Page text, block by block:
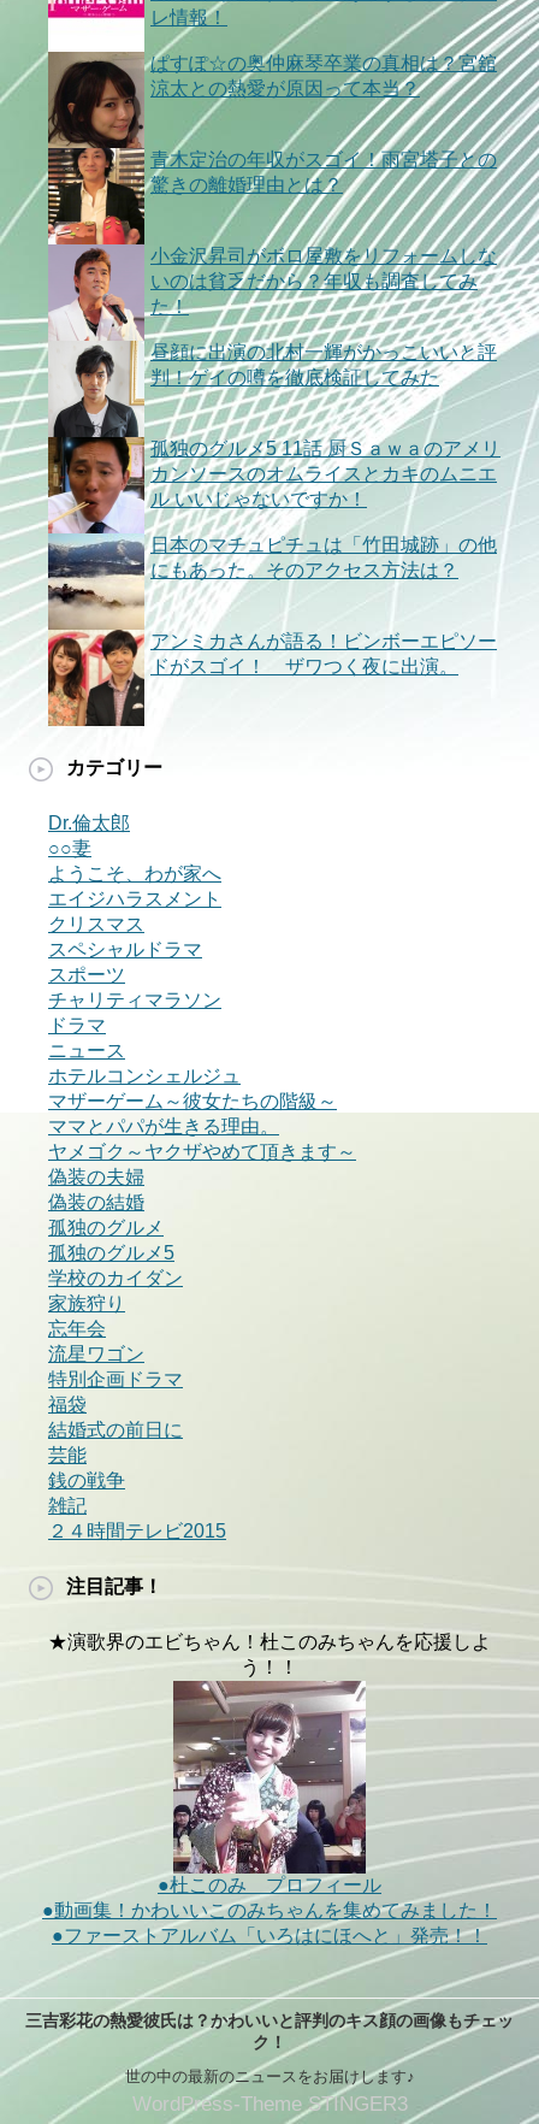
レ情報！
ぱすぽ☆の奥仲麻琴卒業の真相は？宮舘
涼太との熱愛が原因って本当？
青木定治の年収がスゴイ！雨宮塔子との
驚きの離婚理由とは？
小金沢昇司がボロ屋敷をリフォームしな
いのは貧乏だから？年収も調査してみ
た！
昼顔に出演の北村一輝がかっこいいと評
判！ゲイの噂を徹底検証してみた
孤独のグルメ5 11話 厨Ｓａｗａのアメリ
カンソースのオムライスとカキのムニエ
ル いいじゃないですか！
日本のマチュピチュは「竹田城跡」の他
にもあった。そのアクセス方法は？
アンミカさんが語る！ビンボーエピソー
ドがスゴイ！ ザワつく夜に出演。
カテゴリー
Dr.倫太郎
○○妻
ようこそ、わが家へ
エイジハラスメント
クリスマス
スペシャルドラマ
スポーツ
チャリティマラソン
ドラマ
ニュース
ホテルコンシェルジュ
マザーゲーム～彼女たちの階級～
ママとパパが生きる理由。
ヤメゴク～ヤクザやめて頂きます～
偽装の夫婦
偽装の結婚
孤独のグルメ
孤独のグルメ5
学校のカイダン
家族狩り
忘年会
流星ワゴン
特別企画ドラマ
福袋
結婚式の前日に
芸能
銭の戦争
雑記
２４時間テレビ2015
注目記事！
★演歌界のエビちゃん！杜このみちゃんを応援しよ
う！！
●杜このみ プロフィール
●動画集！かわいいこのみちゃんを集めてみました！
●ファーストアルバム「いろはにほへと」発売！！
三吉彩花の熱愛彼氏は？かわいいと評判のキス顔の画像もチェッ
ク！
世の中の最新のニュースをお届けします♪
WordPress-Theme STINGER3